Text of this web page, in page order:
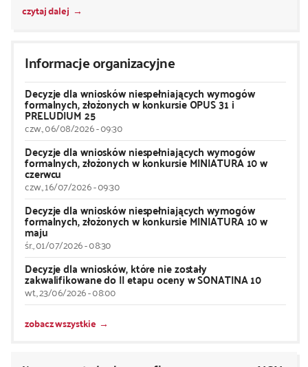
czytaj dalej
Informacje organizacyjne
Decyzje dla wniosków niespełniających wymogów
formalnych, złożonych w konkursie OPUS 31 i
PRELUDIUM 25
czw., 06/08/2026 - 09:30
Decyzje dla wniosków niespełniających wymogów
formalnych, złożonych w konkursie MINIATURA 10 w
czerwcu
czw., 16/07/2026 - 09:30
Decyzje dla wniosków niespełniających wymogów
formalnych, złożonych w konkursie MINIATURA 10 w
maju
śr., 01/07/2026 - 08:30
Decyzje dla wniosków, które nie zostały
zakwalifikowane do II etapu oceny w SONATINA 10
wt., 23/06/2026 - 08:00
zobacz wszystkie